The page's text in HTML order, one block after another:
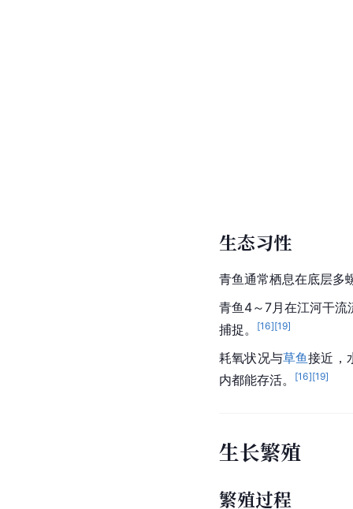
生态习性
青鱼通常栖息在底层多
青鱼4～7月在江河干流
捕捉。
[16][19]
耗氧状况与草鱼接近，
内都能存活。
[16][19]
生长繁殖
繁殖过程